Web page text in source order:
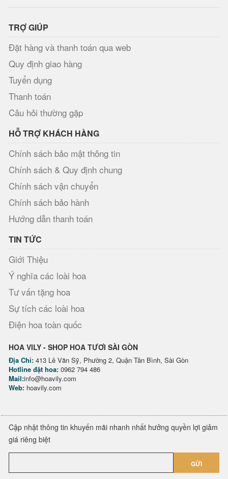
TRỢ GIÚP
Đặt hàng và thanh toán qua web
Quy định giao hàng
Tuyển dụng
Thanh toán
Câu hỏi thường gặp
HỖ TRỢ KHÁCH HÀNG
Chính sách bảo mật thông tin
Chính sách & Quy định chung
Chính sách vận chuyển
Chính sách bảo hành
Hướng dẫn thanh toán
TIN TỨC
Giới Thiệu
Ý nghĩa các loài hoa
Tư vấn tặng hoa
Sự tích các loài hoa
Điện hoa toàn quốc
HOA VILY - SHOP HOA TƯƠI SÀI GÒN
Địa Chỉ: 413 Lê Văn Sỹ, Phường 2, Quận Tân Bình, Sài Gòn
Hotline đặt hoa: 0962 794 486
Mail:info@hoavily.com
Web: hoavily.com
Cập nhật thông tin khuyến mãi nhanh nhất hưởng quyền lợi giảm
giá riêng biệt
GỬI